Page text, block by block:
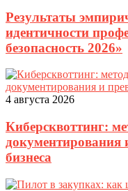
Результаты
идентичности
безопасность 2026»
4 августа 2026
Киберсквоттинг:
документирования
бизнеса